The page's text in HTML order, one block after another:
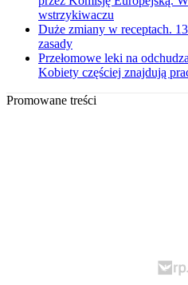
wstrzykiwaczu
Duże zmiany w receptach.
zasady
Przełomowe leki na
Kobiety częściej znajdują
Promowane treści